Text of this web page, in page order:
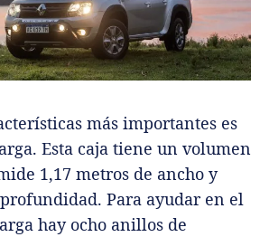
más importantes es
Esta caja tiene un volumen
1,17 metros de ancho y
Para ayudar en el
hay ocho anillos de